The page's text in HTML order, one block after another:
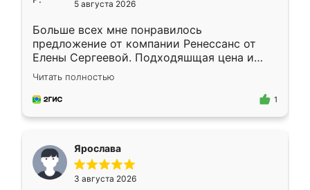
5 августа 2026
Больше всех мне понравилось
предложение от компании Ренессанс от
Елены Сергеевой. Подходяшщая цена и
короткие сроки изготовления. Приехавший
для замера сотрудник Владислав
предложил по моему эскизу самый
Читать полностью
1
Ярослава
3 августа 2026